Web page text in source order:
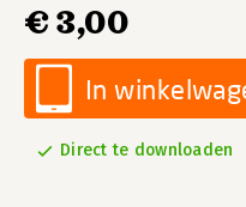
€ 3,00
In
Direct te downloaden